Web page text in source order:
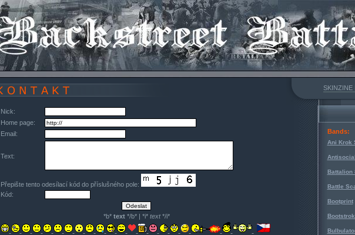
SKINZINE
Nick:
Home page:
Email:
Text:
Přepište tento odesílací kód do příslušného pole:
Kód:
*b* text*/b* | *i* text*/i*
Bands:
Ani Krok
Battalion
Battle
Bootprint